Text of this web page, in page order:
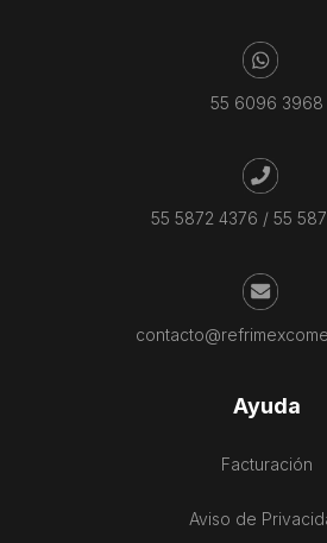
55 6096 3968
55 5872 4376 / 55
Ayuda
Facturación
Aviso de